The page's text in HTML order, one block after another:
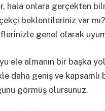
hala onlara gerçekten
beklentileriniz var
genel olarak
ele almanın bir başka
daha geniş ve
görmüş olursunuz.